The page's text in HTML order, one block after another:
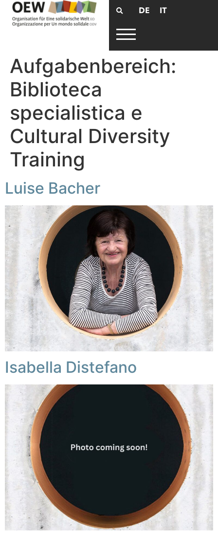
DE IT
Aufgabenbereich:
Biblioteca
specialistica e
Cultural Diversity
Training
Luise Bacher
Isabella Distefano